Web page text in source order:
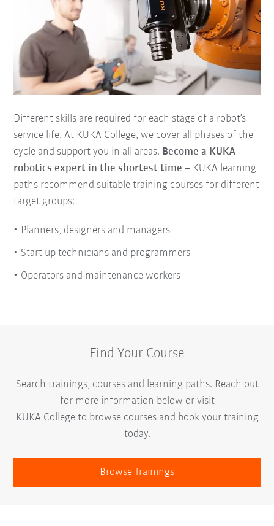
Different skills are required for each stage of a robot’s
service life. At KUKA College, we cover all phases of the
cycle and support you in all areas. Become a KUKA
robotics expert in the shortest time – KUKA learning
paths recommend suitable training courses for different
target groups:
Planners, designers and managers
Start-up technicians and programmers
Operators and maintenance workers
Find Your Course
Search trainings, courses and learning paths. Reach out
for more information below or visit
KUKA College to browse courses and book your training
today.
Browse Trainings